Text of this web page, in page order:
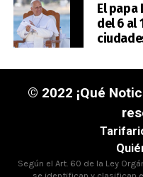
El papa
del 6 al
© 2022 ¡Qué
Según el Art. 60 de la Ley